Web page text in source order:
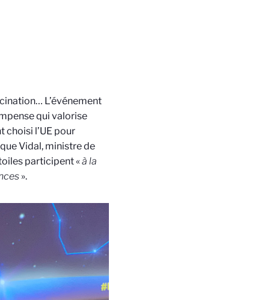
L’événement
qui valorise
l’UE pour
Vidal, ministre de
participent «à la
».